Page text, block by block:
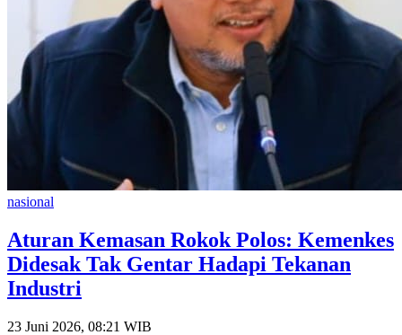
nasional
Aturan Kemasan Rokok Polos: Kemenkes
Didesak Tak Gentar Hadapi Tekanan
Industri
23 Juni 2026, 08:21 WIB